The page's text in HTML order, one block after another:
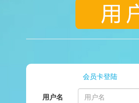
会员卡登陆
用户名